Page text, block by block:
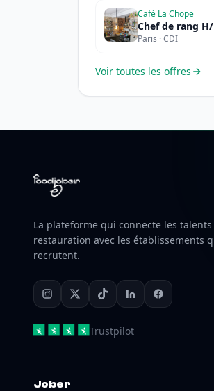
Café La Chope
Chef de rang
Paris · CDI
Voir toutes les offres
La plateforme qui connecte les talents
restauration avec les établissements
recrutent.
Trustpilot
Jober